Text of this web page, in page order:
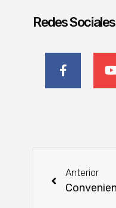
Redes Sociales
Anterior